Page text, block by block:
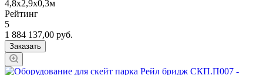
4,8х2,9х0,3м
Рейтинг
5
1 884 137,00 руб.
Заказать